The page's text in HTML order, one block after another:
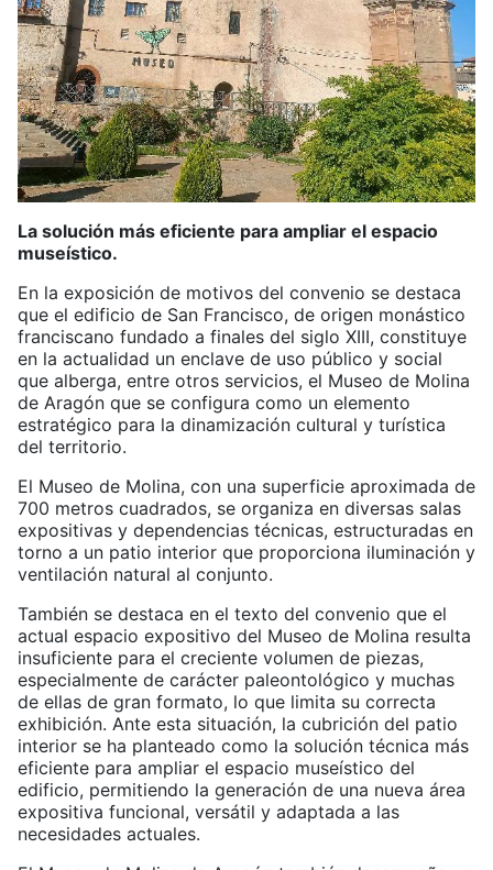
La solución más eficiente para ampliar el espacio
museístico.
En la exposición de motivos del convenio se destaca
que el edificio de San Francisco, de origen monástico
franciscano fundado a finales del siglo XIII, constituye
en la actualidad un enclave de uso público y social
que alberga, entre otros servicios, el Museo de Molina
de Aragón que se configura como un elemento
estratégico para la dinamización cultural y turística
del territorio.
El Museo de Molina, con una superficie aproximada de
700 metros cuadrados, se organiza en diversas salas
expositivas y dependencias técnicas, estructuradas en
torno a un patio interior que proporciona iluminación y
ventilación natural al conjunto.
También se destaca en el texto del convenio que el
actual espacio expositivo del Museo de Molina resulta
insuficiente para el creciente volumen de piezas,
especialmente de carácter paleontológico y muchas
de ellas de gran formato, lo que limita su correcta
exhibición. Ante esta situación, la cubrición del patio
interior se ha planteado como la solución técnica más
eficiente para ampliar el espacio museístico del
edificio, permitiendo la generación de una nueva área
expositiva funcional, versátil y adaptada a las
necesidades actuales.